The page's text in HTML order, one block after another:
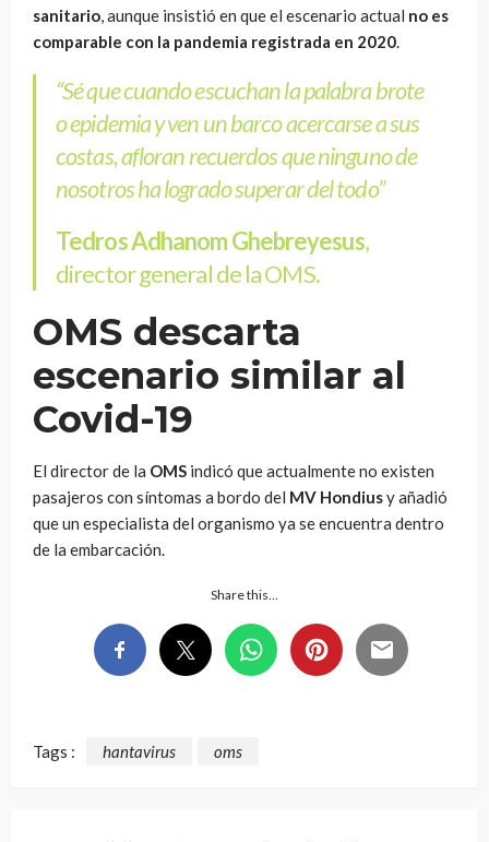
sanitario, aunque insistió en que el escenario actual no es
comparable con la pandemia registrada en 2020.
“Sé que cuando escuchan la palabra brote
o epidemia y ven un barco acercarse a sus
costas, afloran recuerdos que ninguno de
nosotros ha logrado superar del todo”
Tedros Adhanom Ghebreyesus,
director general de la OMS.
OMS descarta
escenario similar al
Covid-19
El director de la OMS indicó que actualmente no existen
pasajeros con síntomas a bordo del MV Hondiusy añadió
que un especialista del organismo ya se encuentra dentro
de la embarcación.
Share this…
Tags : hantavirus oms